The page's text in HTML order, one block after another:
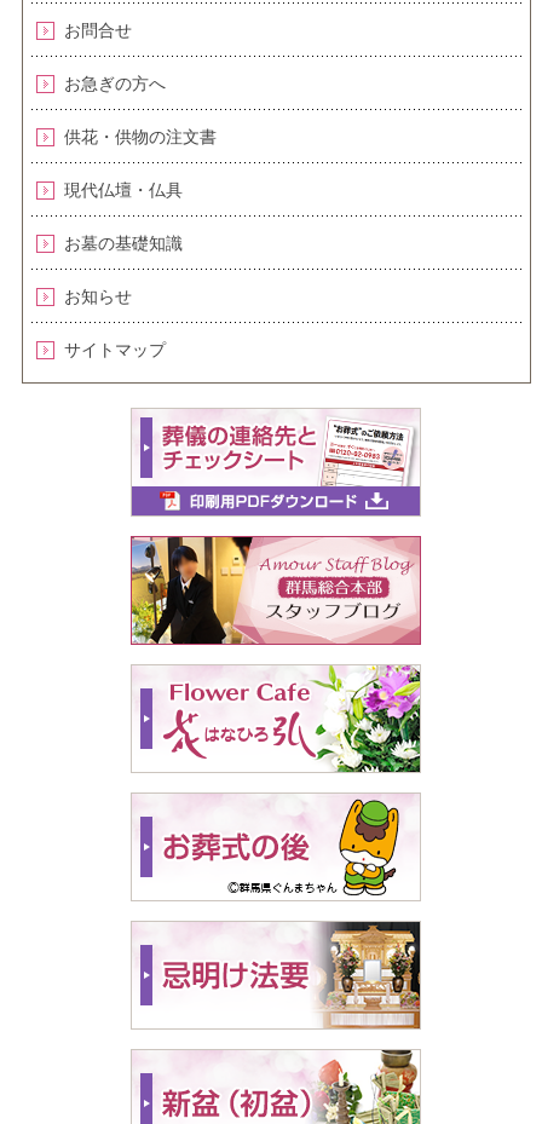
お問合せ
お急ぎの方へ
供花・供物の注文書
現代仏壇・仏具
お墓の基礎知識
お知らせ
サイトマップ